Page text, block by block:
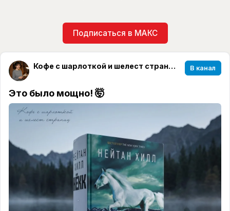
Подписаться в МАКС
Кофе с шарлоткой и шелест страниц☕️📖 В канал
Это было мощно! 🤯